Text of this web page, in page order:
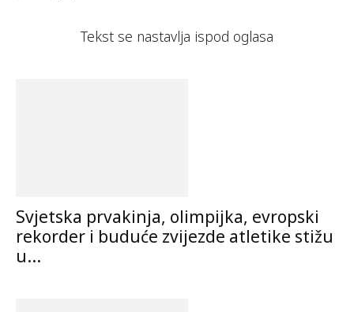
Tekst se nastavlja ispod oglasa
Svjetska prvakinja, olimpijka, evropski
rekorder i buduće zvijezde atletike stižu
u...